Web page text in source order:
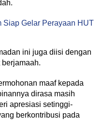
Siap Gelar Perayaan HUT
ini juga diisi dengan
maaf kepada
dirasa masih
apresiasi setinggi-
berkontribusi pada